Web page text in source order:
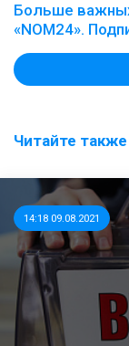
Больше
«NOM24».
Читайте также
14:18 09.08.2021